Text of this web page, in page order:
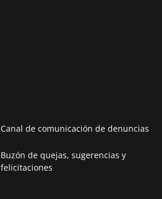
Canal de comunicación de denuncias
Buzón de quejas, sugerencias y
felicitaciones